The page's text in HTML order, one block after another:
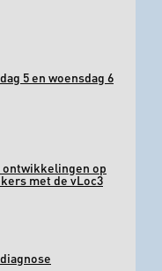
5 en woensdag 6
op
met de vLoc3